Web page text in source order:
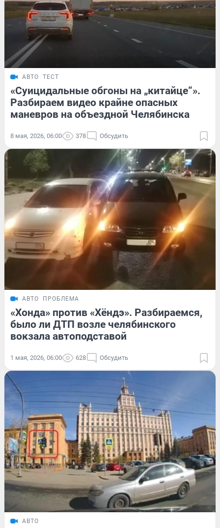
АВТО ТЕСТ
«Суицидальные обгоны на „китайце“».
Разбираем видео крайне опасных
маневров на объездной Челябинска
8 мая, 2026, 06:00 378 Обсудить
АВТО ПРОБЛЕМА
«Хонда» против «Хёндэ». Разбираемся,
было ли ДТП возле челябинского
вокзала автоподставой
1 мая, 2026, 06:00 628 Обсудить
АВТО